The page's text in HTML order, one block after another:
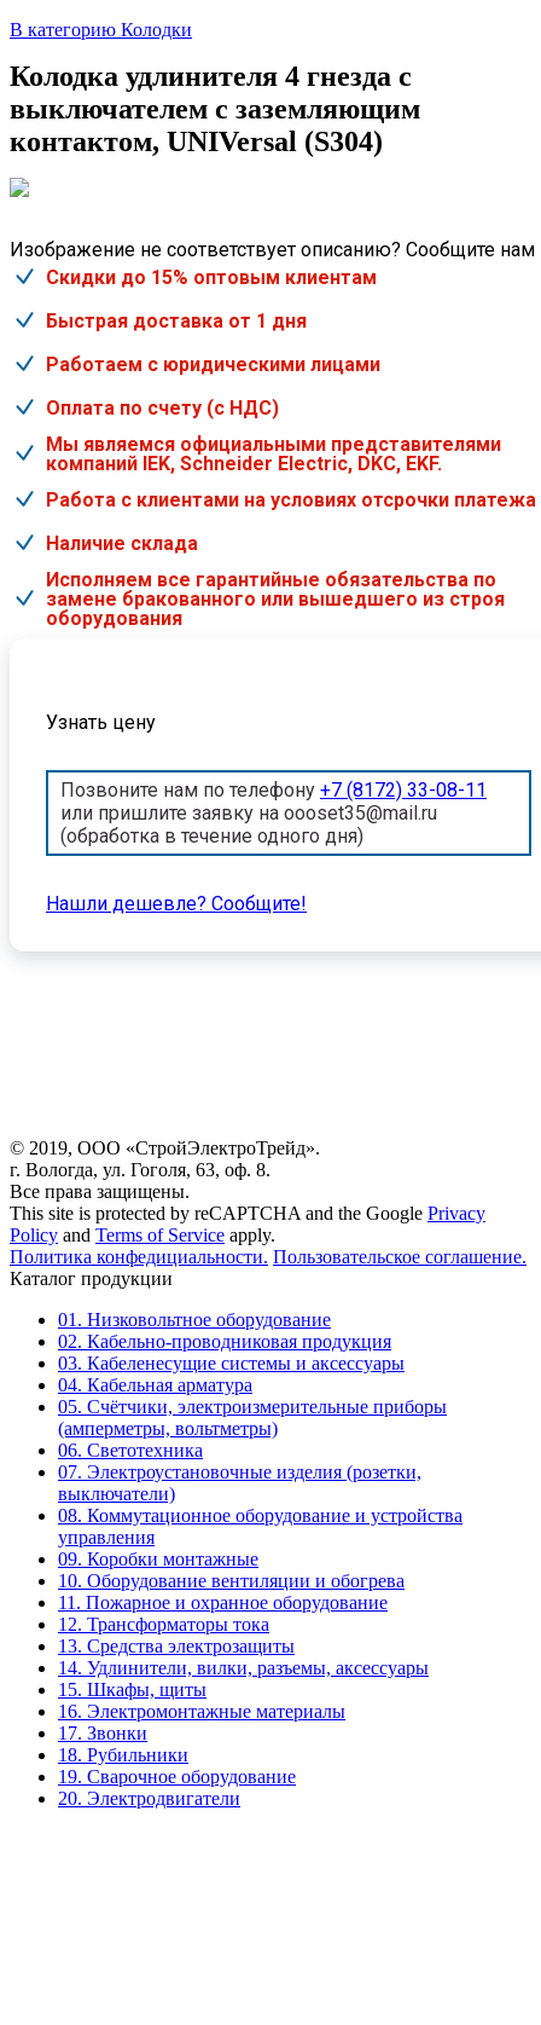
В категорию Колодки
Колодка удлинителя 4 гнезда с
выключателем с заземляющим
контактом, UNIVersal (S304)
Изображение не соответствует описанию? Сообщите нам
Скидки до 15% оптовым клиентам
Быстрая доставка от 1 дня
Работаем с юридическими лицами
Оплата по счету (с НДС)
Мы являемся официальными представителями
компаний IEK, Schneider Electric, DKC, EKF.
Работа с клиентами на условиях отсрочки платежа
Наличие склада
Исполняем все гарантийные обязательства по
замене бракованного или вышедшего из строя
оборудования
Узнать цену
Позвоните нам по телефону +7 (8172) 33-08-11
или пришлите заявку на oooset35@mail.ru
(обработка в течение одного дня)
Нашли дешевле? Cообщите!
© 2019, ООО «СтройЭлектроТрейд».
г. Вологда, ул. Гоголя, 63, оф. 8.
Все права защищены.
This site is protected by reCAPTCHA and the Google Privacy
Policy and Terms of Service apply.
Политика конфедициальности. Пользовательское соглашение.
Каталог продукции
01. Низковольтное оборудование
02. Кабельно-проводниковая продукция
03. Кабеленесущие системы и аксессуары
04. Кабельная арматура
05. Счётчики, электроизмерительные приборы
(амперметры, вольтметры)
06. Светотехника
07. Электроустановочные изделия (розетки,
выключатели)
08. Коммутационное оборудование и устройства
управления
09. Коробки монтажные
10. Оборудование вентиляции и обогрева
11. Пожарное и охранное оборудование
12. Трансформаторы тока
13. Средства электрозащиты
14. Удлинители, вилки, разъемы, аксессуары
15. Шкафы, щиты
16. Электромонтажные материалы
17. Звонки
18. Рубильники
19. Сварочное оборудование
20. Электродвигатели